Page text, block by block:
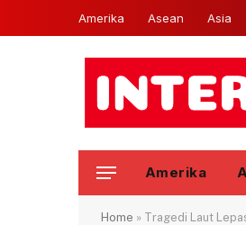
Amerika Asean Asia
Amerika
Home » Tragedi Laut